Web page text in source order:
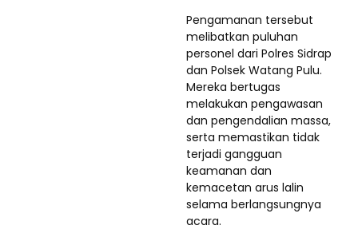
Pengamanan tersebut
melibatkan puluhan
personel dari Polres Sidrap
dan Polsek Watang Pulu.
Mereka bertugas
melakukan pengawasan
dan pengendalian massa,
serta memastikan tidak
terjadi gangguan
keamanan dan
kemacetan arus lalin
selama berlangsungnya
acara.